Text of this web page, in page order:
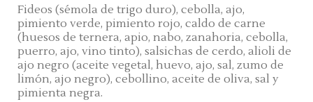
Fideos (sémola de trigo duro), cebolla, ajo,
pimiento verde, pimiento rojo, caldo de carne
(huesos de ternera, apio, nabo, zanahoria, cebolla,
puerro, ajo, vino tinto), salsichas de cerdo, alioli de
ajo negro (aceite vegetal, huevo, ajo, sal, zumo de
limón, ajo negro), cebollino, aceite de oliva, sal y
pimienta negra.